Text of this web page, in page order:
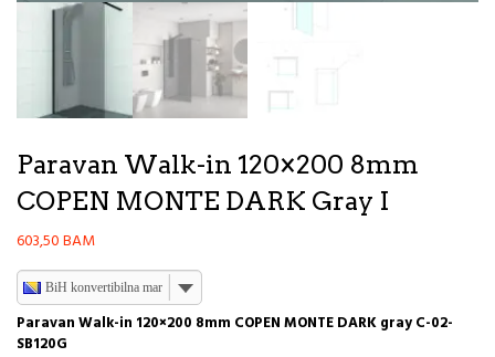
Paravan Walk-in 120×200 8mm
COPEN MONTE DARK Gray I
603,50BAM
BiH konvertibilna marka
Paravan Walk-in 120×200 8mm COPEN MONTE DARK gray C-02-
SB120G